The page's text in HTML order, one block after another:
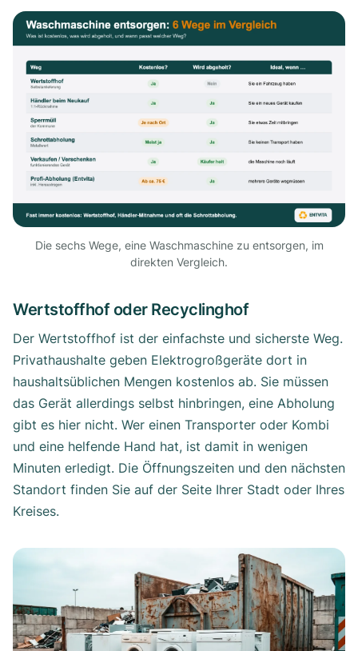
Die sechs Wege, eine Waschmaschine zu entsorgen, im
direkten Vergleich.
Wertstoffhof oder Recyclinghof
Der Wertstoffhof ist der einfachste und sicherste Weg.
Privathaushalte geben Elektrogroßgeräte dort in
haushaltsüblichen Mengen kostenlos ab. Sie müssen
das Gerät allerdings selbst hinbringen, eine Abholung
gibt es hier nicht. Wer einen Transporter oder Kombi
und eine helfende Hand hat, ist damit in wenigen
Minuten erledigt. Die Öffnungszeiten und den nächsten
Standort finden Sie auf der Seite Ihrer Stadt oder Ihres
Kreises.